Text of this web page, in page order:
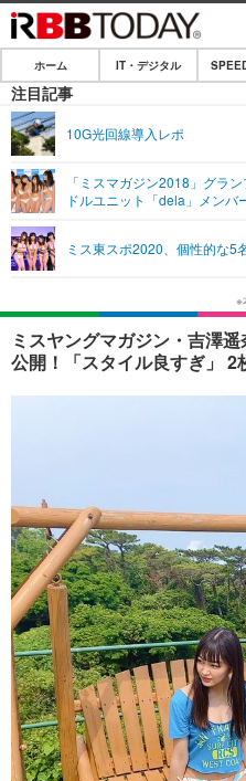
ホーム
IT・デジタル
ネタ
ショッピング
SPEED TEST
エンタメ
エンタメTOP
音楽
ライフ
ライフTOP
ペット
その他
リリース一覧
プッシュ通知の停止方法
ホーム IT・デジタル
注目記事
10G光回線導入レポ
「ミスマガジン2018」グラ
ドルユニット「dela」メンバ
ミス東スポ2020、個性的な5
ミスヤングマガジン・吉澤
公開！「スタイル良すぎ」 2